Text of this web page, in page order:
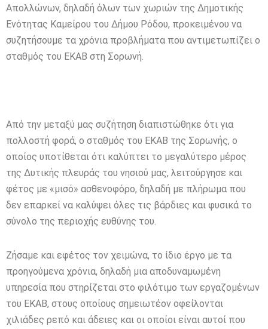
Απολλώνων, δηλαδή όλων των χωριών της Δημοτικής
Ενότητας Καμείρου του Δήμου Ρόδου, προκειμένου να
συζητήσουμε τα χρόνια προβλήματα που αντιμετωπίζει ο
σταθμός του ΕΚΑΒ στη Σορωνή.
Από την μεταξύ μας συζήτηση διαπιστώθηκε ότι για
πολλοστή φορά, ο σταθμός του ΕΚΑΒ της Σορωνής, ο
οποίος υποτίθεται ότι καλύπτει το μεγαλύτερο μέρος
της Δυτικής πλευράς του νησιού μας, λειτούργησε και
φέτος με «μισό» ασθενοφόρο, δηλαδή με πλήρωμα που
δεν επαρκεί να καλύψει όλες τις βάρδιες και φυσικά το
σύνολο της περιοχής ευθύνης του.
Ζήσαμε και εφέτος τον χειμώνα, το ίδιο έργο με τα
προηγούμενα χρόνια, δηλαδή μια αποδυναμωμένη
υπηρεσία που στηρίζεται στο φιλότιμο των εργαζομένων
του ΕΚΑΒ, στους οποίους σημειωτέον οφείλονται
χιλιάδες ρεπό και άδειες και οι οποίοι είναι αυτοί που